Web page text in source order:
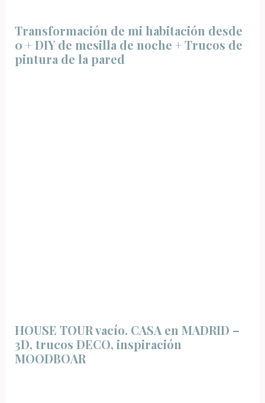
Transformación de mi habitación desde
0 + DIY de mesilla de noche + Trucos de
pintura de la pared
HOUSE TOUR vacío. CASA en MADRID –
3D, trucos DECO, inspiración
MOODBOAR